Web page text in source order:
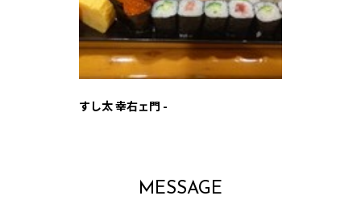
すし太 幸右ェ門 -
MESSAGE